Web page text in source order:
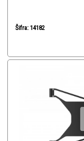
Šifra: 14182